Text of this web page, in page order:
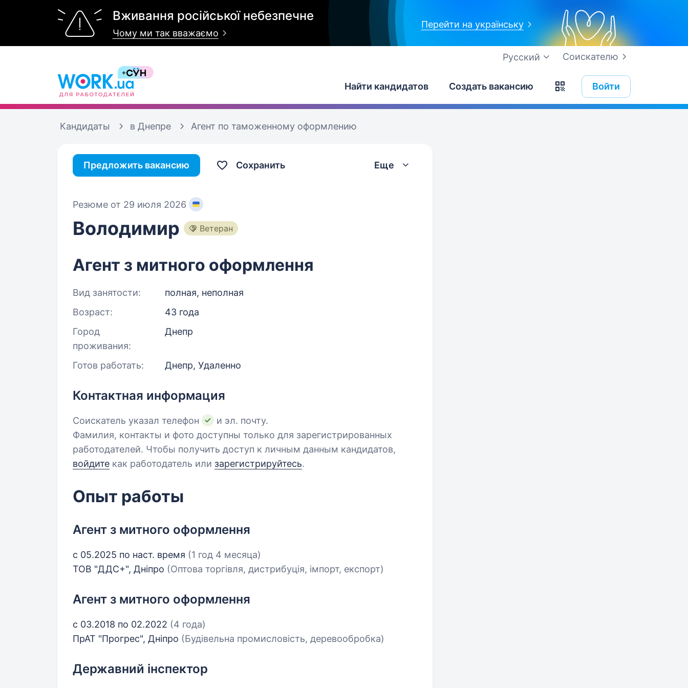
Вживання російської небезпечне
Чому ми так вважаємо
Перейти на українську
Соискателю
Русский
Найти кандидатов Создать вакансию Войти
Кандидаты в Днепре Агент по таможенному оформлению
Предложить вакансию Сохранить Еще
Резюме от 29 июля 2026
Володимир Ветеран
Агент з митного оформлення
Вид занятости:
полная, неполная
Возраст:
43 года
Город
проживания:
Днепр
Готов работать: Днепр, Удаленно
Контактная информация
Соискатель указал телефон
и эл. почту.
Фамилия, контакты и фото доступны только для зарегистрированных
работодателей. Чтобы получить доступ к личным данным кандидатов,
войдите как работодатель или зарегистрируйтесь.
Опыт работы
Агент з митного оформлення
с 05.2025 по наст. время (1 год 4 месяца)
ТОВ "ДДС+", Дніпро (Оптова торгівля, дистрибуція, імпорт, експорт)
Агент з митного оформлення
с 03.2018 по 02.2022 (4 года)
ПрАТ "Прогрес", Дніпро (Будівельна промисловість, деревообробка)
Державний інспектор